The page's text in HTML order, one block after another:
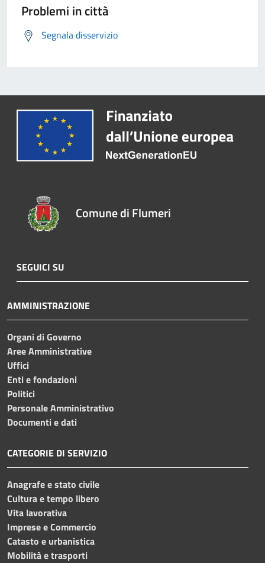
Problemi in città
Segnala disservizio
Comune di Flumeri
SEGUICI SU
AMMINISTRAZIONE
Organi di Governo
Aree Amministrative
Uffici
Enti e fondazioni
Politici
Personale Amministrativo
Documenti e dati
CATEGORIE DI SERVIZIO
Anagrafe e stato civile
Cultura e tempo libero
Vita lavorativa
Imprese e Commercio
Catasto e urbanistica
Mobilità e trasporti